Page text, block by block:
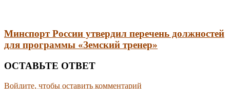
Минспорт России утвердил перечень должностей
для программы «Земский тренер»
ОСТАВЬТЕ ОТВЕТ
Войдите, чтобы оставить комментарий